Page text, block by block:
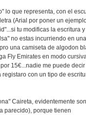
lo que representa, con el
(Arial por poner un
tu modificas la escritura
no estas incurriendo en una
una camiseta de algodon
Fly Emirates en modo
15€...nadie me puede decir
con un tipo de
Caireta, evidentemente son
parecido), porque tienen